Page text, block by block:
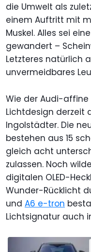
die Umwelt als
einem Auftritt mit
Muskel. Alles sei
gewandert –
Letzteres natürlich
unvermeidbares
Wie der Audi-affine
Lichtdesign derzeit
Ingolstädter. Die
bestehen aus 15
gleich acht
zulassen. Noch
digitalen OLED-
Wunder-Rücklicht
und A6 e-tron
Lichtsignatur auch